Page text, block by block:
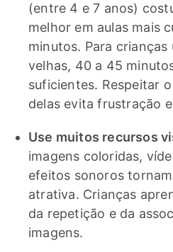
(entre 4 e 7 anos)
melhor em aulas mais
minutos. Para crianças
velhas, 40 a 45
suficientes. Respeitar
delas evita frustração
Use muitos recursos
imagens coloridas,
efeitos sonoros
atrativa. Crianças
da repetição e da
imagens.